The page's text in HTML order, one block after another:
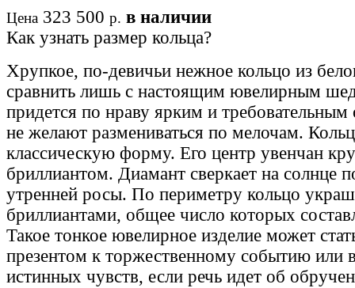
Цена 323 500 р. в наличии
Как узнать размер кольца?
Хрупкое, по-девичьи нежное кольцо из
сравнить лишь с настоящим ювелирным
придется по нраву ярким и
не желают размениваться по мелочам.
классическую форму. Его центр увенчан
бриллиантом. Диамант сверкает на солнце
утренней росы. По периметру кольцо
бриллиантами, общее число которых
Такое тонкое ювелирное изделие может
презентом к торжественному событию или
истинных чувств, если речь идет об